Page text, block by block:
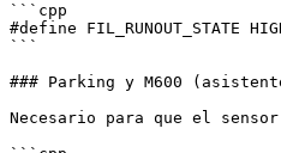
```cpp
#define
```
### Parking y M600
Necesario para que el